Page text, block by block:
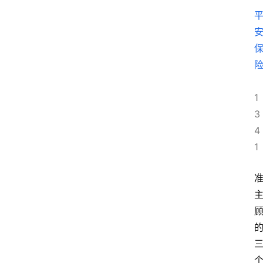
平
安
保
险
1
3
4
1
准
主
顾
的
三
个